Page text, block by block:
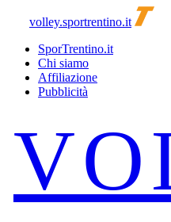
volley.sportrentino.it
SporTrentino.it
Chi siamo
Affiliazione
Pubblicità